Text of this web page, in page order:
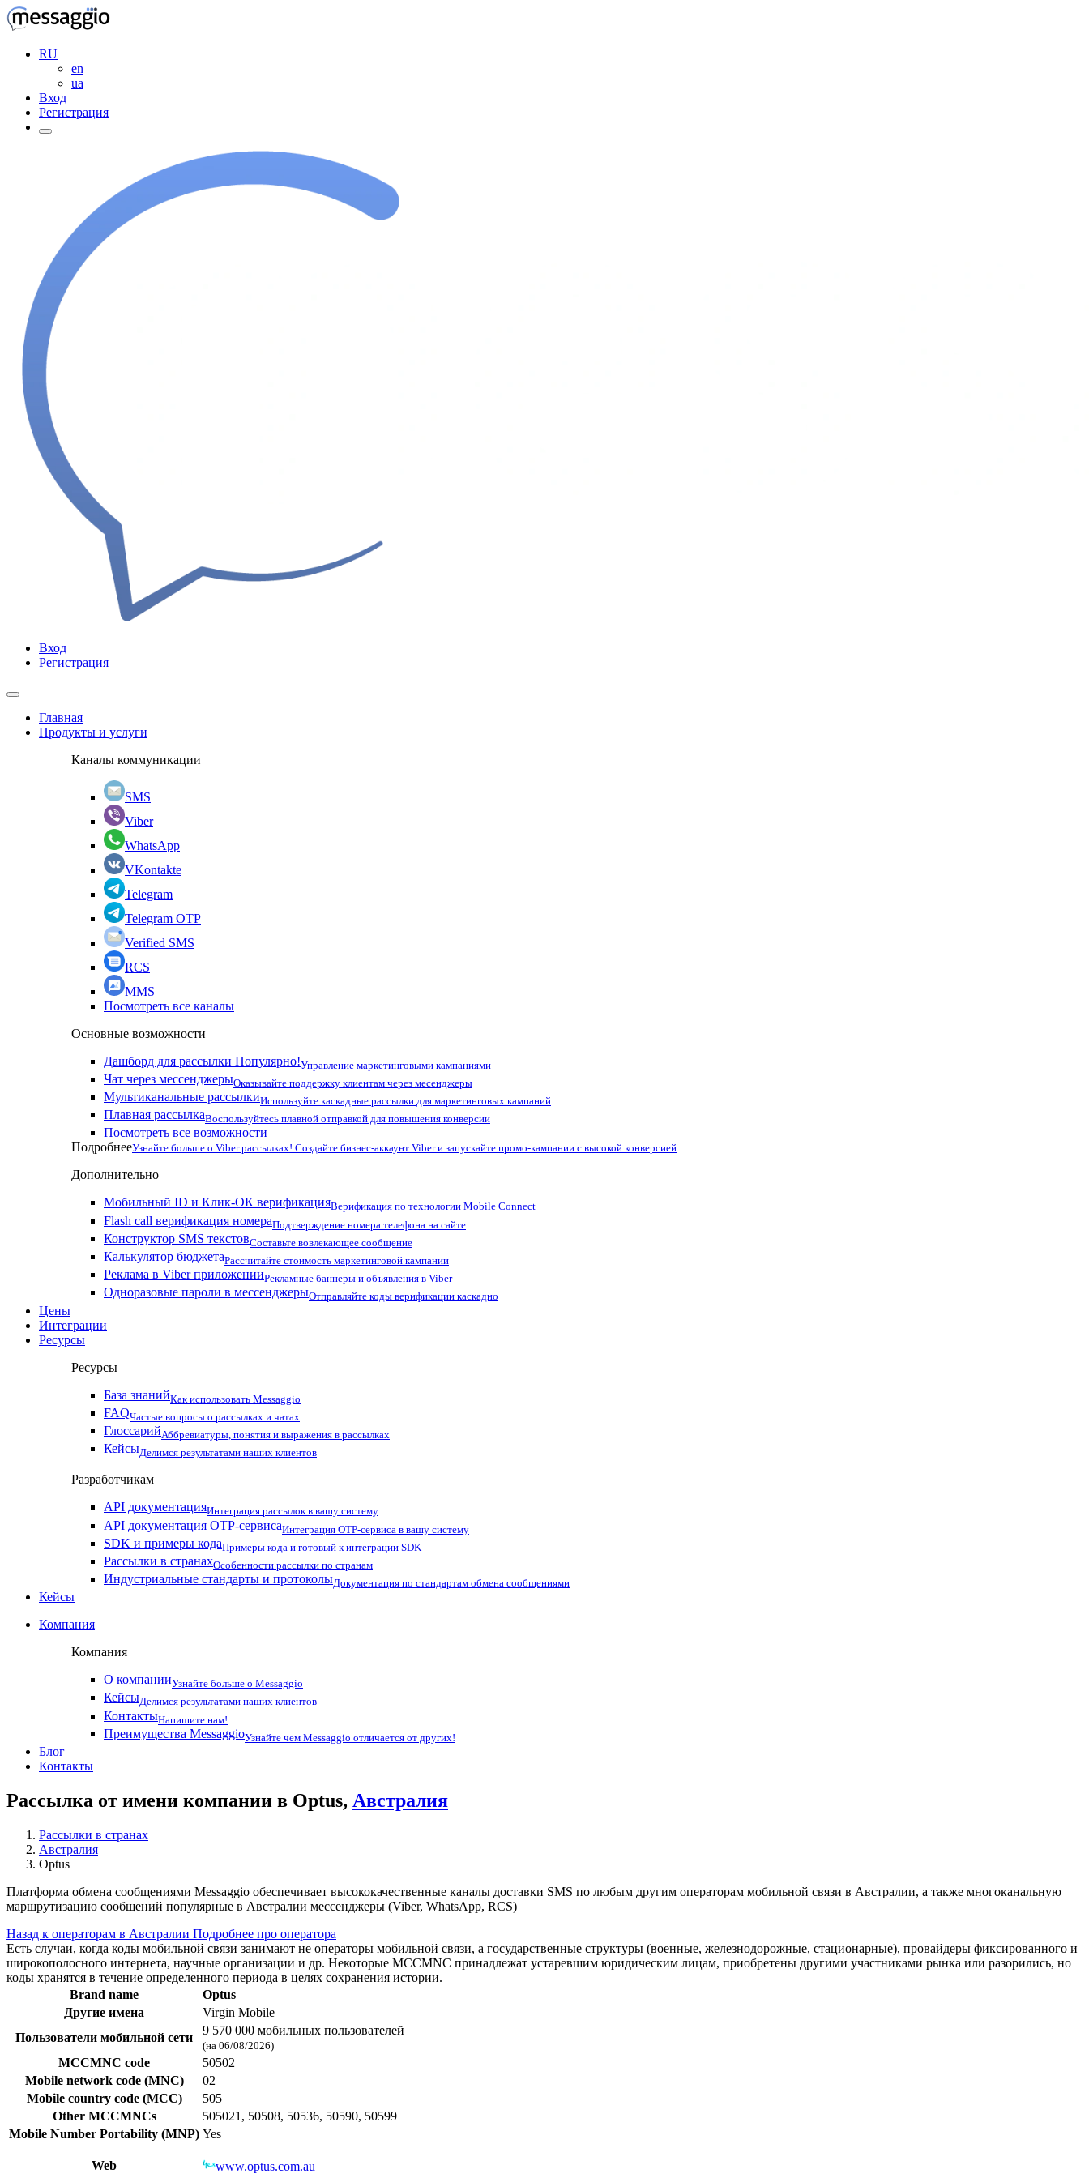
RU
en
ua
Вход
Регистрация
Вход
Регистрация
Главная
Продукты и услуги
Каналы коммуникации
SMS
Viber
WhatsApp
VKontakte
Telegram
Telegram OTP
Verified SMS
RCS
MMS
Посмотреть все каналы
Основные возможности
Дашборд для рассылки Популярно!Управление маркетинговыми кампаниями
Чат через мессенджерыОказывайте поддержку клиентам через месенджеры
Мультиканальные рассылкиИспользуйте каскадные рассылки для маркетинговых кампаний
Плавная рассылкаВоспользуйтесь плавной отправкой для повышения конверсии
Посмотреть все возможности
ПодробнееУзнайте больше о Viber рассылках! Создайте бизнес-аккаунт Viber и запускайте промо-кампании с высокой конверсией
Дополнительно
Мобильный ID и Клик-ОК верификацияВерификация по технологии Mobile Connect
Flash call верификация номераПодтверждение номера телефона на сайте
Конструктор SMS текстовСоставьте вовлекающее сообщение
Калькулятор бюджетаРассчитайте стоимость маркетинговой кампании
Реклама в Viber приложенииРекламные баннеры и объявления в Viber
Одноразовые пароли в мессенджерыОтправляйте коды верификации каскадно
Цены
Интеграции
Ресурсы
Ресурсы
База знанийКак использовать Messaggio
FAQЧастые вопросы о рассылках и чатах
ГлоссарийАббревиатуры, понятия и выражения в рассылках
КейсыДелимся результатами наших клиентов
Разработчикам
API документацияИнтеграция рассылок в вашу систему
API документация OTP-сервисаИнтеграция OTP-сервиса в вашу систему
SDK и примеры кодаПримеры кода и готовый к интеграции SDK
Рассылки в странахОсобенности рассылки по странам
Индустриальные стандарты и протоколыДокументация по стандартам обмена сообщениями
Кейсы
Компания
Компания
О компанииУзнайте больше о Messaggio
КейсыДелимся результатами наших клиентов
КонтактыНапишите нам!
Преимущества MessaggioУзнайте чем Messaggio отличается от других!
Блог
Контакты
Рассылка от имени компании в Optus, Австралия
Рассылки в странах
Австралия
Optus
Платформа обмена сообщениями Messaggio обеспечивает высококачественные каналы доставки SMS по любым другим операторам мобильной связи в Австралии, а также многоканальную
маршрутизацию сообщений популярные в Австралии мессенджеры (Viber, WhatsApp, RCS)
Назад к операторам в Австралии Подробнее про оператора
Есть случаи, когда коды мобильной связи занимают не операторы мобильной связи, а государственные структуры (военные, железнодорожные, стационарные), провайдеры фиксированного и
широкополосного интернета, научные организации и др. Некоторые MCCMNC принадлежат устаревшим юридическим лицам, приобретены другими участниками рынка или разорились, но
коды хранятся в течение определенного периода в целях сохранения истории.
Brand name
Optus
Другие имена
Virgin Mobile
Пользователи мобильной сети
9 570 000 мобильных пользователей
(на 06/08/2026)
MCCMNC code
50502
Mobile network code (MNC)
02
Mobile country code (MCC)
505
Other MCCMNCs
505021, 50508, 50536, 50590, 50599
Mobile Number Portability (MNP) Yes
Web www.optus.com.au